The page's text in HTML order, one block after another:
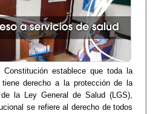
establece que toda la
tiene derecho a la protección de la
la Ley General de Salud (LGS),
se refiere al derecho de todos